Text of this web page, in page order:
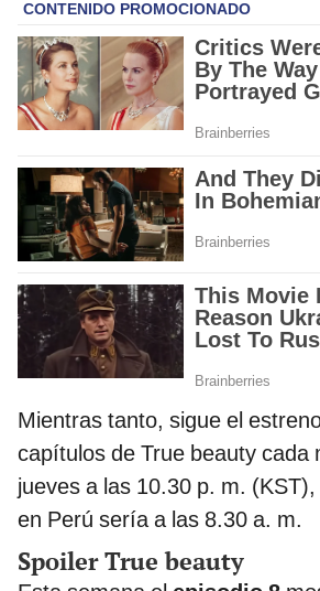
Mientras tanto, sigue el
capítulos de True beauty cada
jueves a las 10.30 p. m.
en Perú sería a las 8.30 a. m.
Spoiler True beauty